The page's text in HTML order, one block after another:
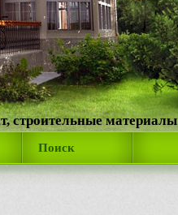
строительные материалы
Поиск